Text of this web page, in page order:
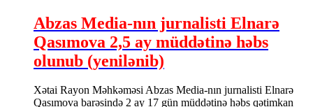
Abzas Media-nın jurnalisti Elnarə
Qasımova 2,5 ay müddətinə həbs
olunub (yenilənib)
Xətai Rayon Məhkəməsi Abzas Media-nın jurnalisti Elnarə
Qasımova barəsində 2 ay 17 gün müddətinə həbs qətimkan